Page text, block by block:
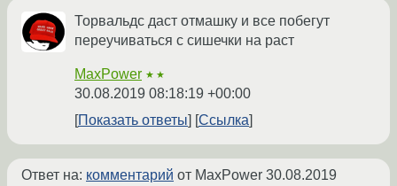
Торвальдс даст отмашку и все побегут
переучиваться с сишечки на раст
MaxPower ★★
30.08.2019 08:18:19 +00:00
Показать ответы
Ссылка
Ответ на: комментарий от MaxPower 30.08.2019